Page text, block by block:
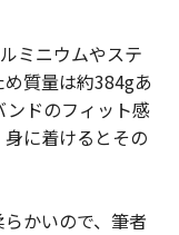
ミニウムやステ
質量は約384gあ
ンドのフィット感
に着けるとその
かいので、筆者